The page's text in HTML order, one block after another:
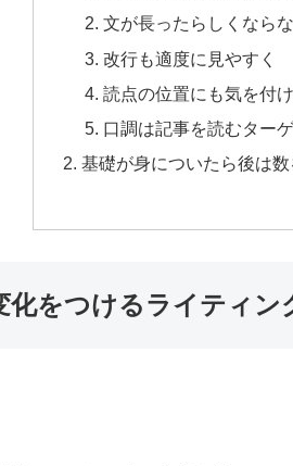
文が長ったらしくなら
改行も適度に見やすく
読点の位置にも気を付
口調は記事を読むター
基礎が身についたら後は数
化をつけるライティン